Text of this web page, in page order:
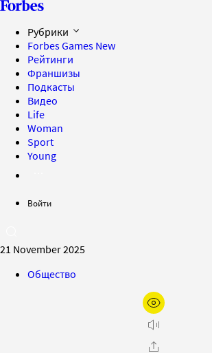
Рубрики
Forbes Games New
Рейтинги
Франшизы
Подкасты
Видео
Life
Woman
Sport
Young
Войти
21 November 2025
Общество